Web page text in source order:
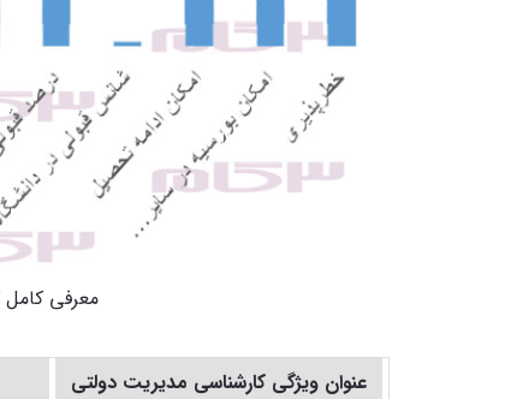
معرفی
عنوان ویژگی کارشناسی مدیریت دولتی